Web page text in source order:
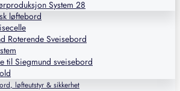
System 28
løftebord
Roterende Sveisebord
til Siegmund sveisebord
løfteutstyr & sikkerhet